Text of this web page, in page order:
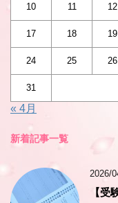
10 11 12
17 18 19
24 25 26
31
« 4月
新着記事一覧
2026/
【